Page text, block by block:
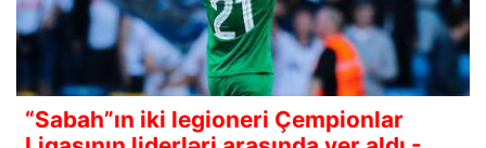
“Sabah”ın iki legioneri Çempionlar